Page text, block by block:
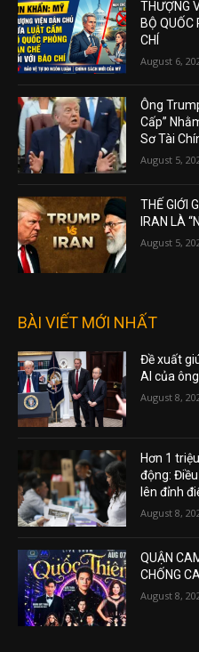
THƯỢNG
BỘ QUỐC
CHÍ
August 6,
Ông
Cấp”
Sơ Tài
August 5,
THẾ GIỚI
IRAN LÀ
August 5,
BÀI VIẾT MỚI NHẤT
Đề xuất
AI của
August 8,
Hơn 1
động:
lên đỉnh
August 8,
QUẬN
CHỐNG
August 8,